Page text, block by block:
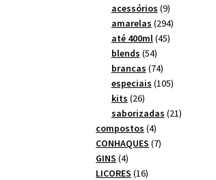
produtos
acessórios 99
produtos
amarelas 294294
até 400ml 4545
blends 5454
produtos
brancas 7474
produtos
especiais 105105
kits 2626
produtos
saborizadas 2121
compostos 44
produtos
CONHAQUES 77
GINS 44
produtos
LICORES 1616